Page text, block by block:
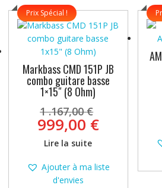
Prix Spécial !
Markbass CMD 151P JB
combo guitare basse
1×15″ (8 Ohm)
1 .167,00€prix
initial
1
.167,00
999,00 €Le
prix
est :
999,00
Lire la suite
Ajouter à ma liste
d'envies